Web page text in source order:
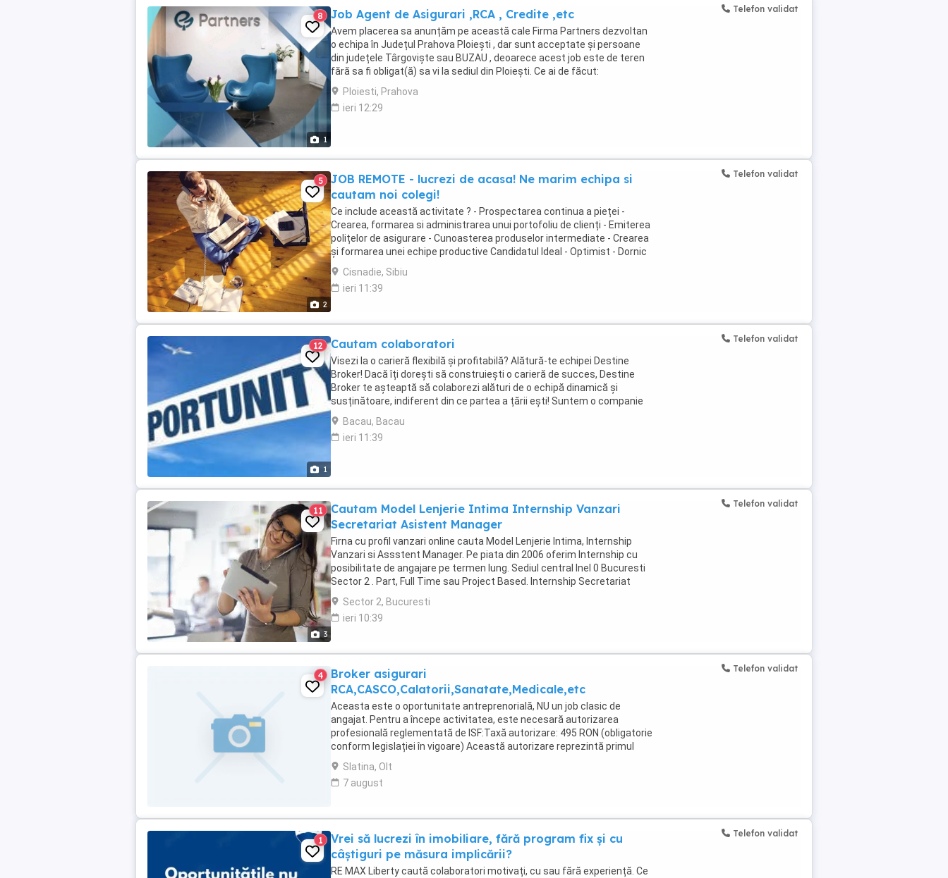
1
8 Job Agent de Asigurari ,RCA , Credite ,etc
Avem placerea sa anunțăm pe această cale Firma Partners dezvoltan
o echipa în Județul Prahova Ploiești , dar sunt acceptate și persoane
din județele Târgoviște sau BUZAU , deoarece acest job este de teren
fără sa fi obligat(ă) sa vi la sediul din Ploiești. Ce ai de făcut:
Pospecatarea în mod personalizat ...
Ploiesti, Prahova
ieri 12:29
Telefon validat
2
5
JOB REMOTE - lucrezi de acasa! Ne marim echipa si
cautam noi colegi!
Ce include această activitate ? - Prospectarea continua a pieței -
Crearea, formarea si administrarea unui portofoliu de clienți - Emiterea
polițelor de asigurare - Cunoasterea produselor intermediate - Crearea
și formarea unei echipe productive Candidatul Ideal - Optimist - Dornic
să învețe lucruri ...
Cisnadie, Sibiu
ieri 11:39
Telefon validat
1
12 Cautam colaboratori
Visezi la o carieră flexibilă și profitabilă? Alătură-te echipei Destine
Broker! Dacă îți dorești să construiești o carieră de succes, Destine
Broker te așteaptă să colaborezi alături de o echipă dinamică și
susținătoare, indiferent din ce partea a țării ești! Suntem o companie
care face parte dintr-un ...
Bacau, Bacau
ieri 11:39
Telefon validat
3
11
Cautam Model Lenjerie Intima Internship Vanzari
Secretariat Asistent Manager
Firna cu profil vanzari online cauta Model Lenjerie Intima, Internship
Vanzari si Assstent Manager. Pe piata din 2006 oferim Internship cu
posibilitate de angajare pe termen lung. Sediul central Inel 0 Bucuresti
Sector 2 . Part, Full Time sau Project Based. Internship Secretariat
Asistent Manager ...
Sector 2, Bucuresti
ieri 10:39
Telefon validat
4
Broker asigurari
RCA,CASCO,Calatorii,Sanatate,Medicale,etc
Aceasta este o oportunitate antreprenorială, NU un job clasic de
angajat. Pentru a începe activitatea, este necesară autorizarea
profesională reglementată de ISF:Taxă autorizare: 495 RON (obligatorie
conform legislației în vigoare) Această autorizare reprezintă primul
pas în dezvoltarea propriei tale ...
Slatina, Olt
7 august
Telefon validat
1
Vrei să lucrezi în imobiliare, fără program fix și cu
câștiguri pe măsura implicării?
RE MAX Liberty caută colaboratori motivați, cu sau fără experiență. Ce
Telefon validat